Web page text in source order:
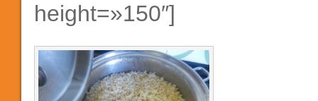
height=»150″]